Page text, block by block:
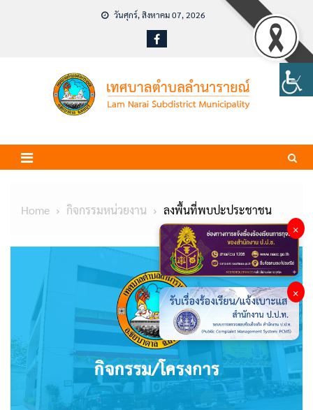
วันศุกร์, สิงหาคม 07, 2026
Home กิจกรรมหน่วยงาน ลงพื้นที่พบปะประชาชน
×
×